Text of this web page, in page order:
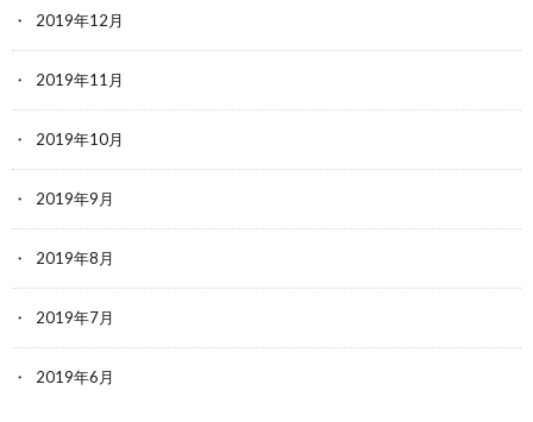
2019年12月
2019年11月
2019年10月
2019年9月
2019年8月
2019年7月
2019年6月